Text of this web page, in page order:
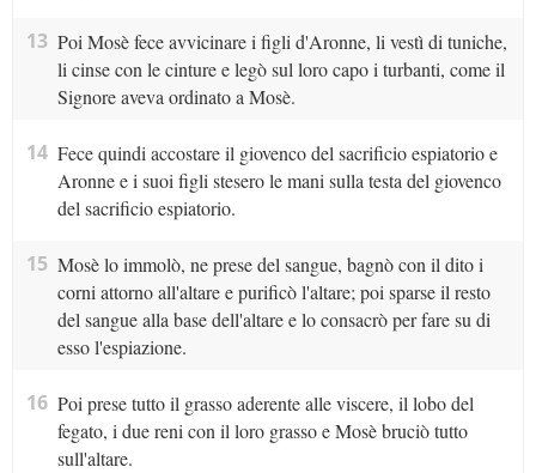
13 Poi Mosè fece avvicinare i figli d'Aronne, li vestì di tuniche,
li cinse con le cinture e legò sul loro capo i turbanti, come il
Signore aveva ordinato a Mosè.
14 Fece quindi accostare il giovenco del sacrificio espiatorio e
Aronne e i suoi figli stesero le mani sulla testa del giovenco
del sacrificio espiatorio.
15 Mosè lo immolò, ne prese del sangue, bagnò con il dito i
corni attorno all'altare e purificò l'altare; poi sparse il resto
del sangue alla base dell'altare e lo consacrò per fare su di
esso l'espiazione.
16 Poi prese tutto il grasso aderente alle viscere, il lobo del
fegato, i due reni con il loro grasso e Mosè bruciò tutto
sull'altare.